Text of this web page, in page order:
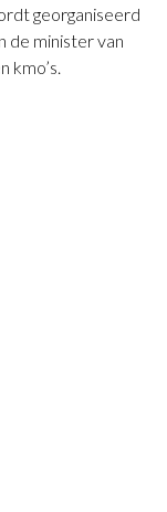
georganiseerd
de minister van
kmo’s.